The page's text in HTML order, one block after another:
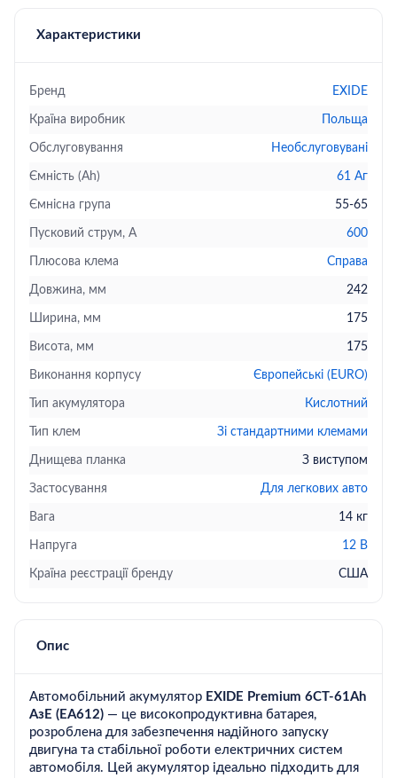
Характеристики
Бренд EXIDE
Країна виробник Польща
Обслуговування Необслуговувані
Ємність (Ah) 61 Аг
Ємнісна група 55-65
Пусковий струм, А 600
Плюсова клема Справа
Довжина, мм 242
Ширина, мм 175
Висота, мм 175
Виконання корпусу Європейські (EURO)
Тип акумулятора Кислотний
Тип клем Зі стандартними клемами
Днищева планка З виступом
Застосування Для легкових авто
Вага 14 кг
Напруга 12 В
Країна реєстрації бренду США
Опис
Автомобільний акумулятор EXIDE Premium 6СТ-61Ah
АзЕ (EA612) — це високопродуктивна батарея,
розроблена для забезпечення надійного запуску
двигуна та стабільної роботи електричних систем
автомобіля. Цей акумулятор ідеально підходить для